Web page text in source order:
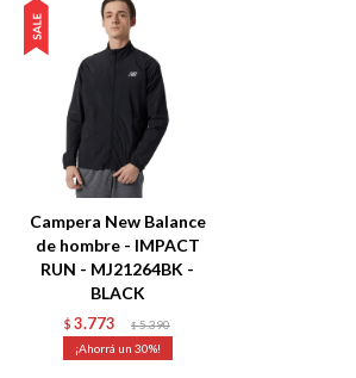
Campera New Balance
de hombre - IMPACT
RUN - MJ21264BK -
BLACK
$ 3.773 $ 5.390
30